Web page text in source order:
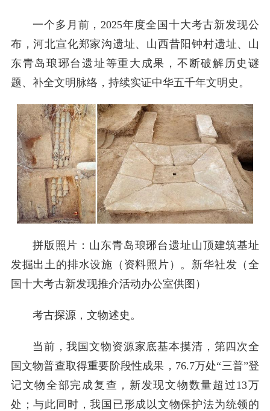
一个多月前，2025年度全国十大考古新发现公
布，河北宣化郑家沟遗址、山西昔阳钟村遗址、山
东青岛琅琊台遗址等重大成果，不断破解历史谜
题、补全文明脉络，持续实证中华五千年文明史。
拼版照片：山东青岛琅琊台遗址山顶建筑基址
发掘出土的排水设施（资料照片）。新华社发（全
国十大考古新发现推介活动办公室供图）
考古探源，文物述史。
当前，我国文物资源家底基本摸清，第四次全
国文物普查取得重要阶段性成果，76.7万处“三普”登
记文物全部完成复查，新发现文物数量超过13万
处；与此同时，我国已形成以文物保护法为统领的